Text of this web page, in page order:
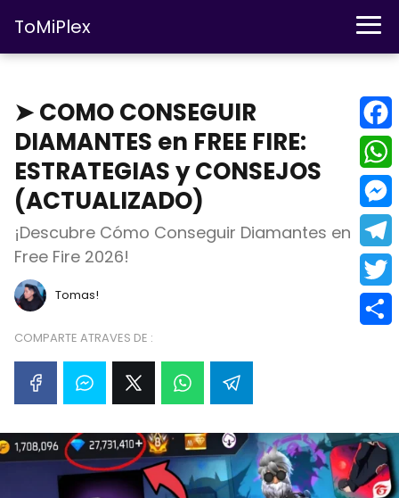
ToMiPlex
➤ COMO CONSEGUIR
DIAMANTES en FREE FIRE:
ESTRATEGIAS y CONSEJOS
(ACTUALIZADO)
¡Descubre Cómo Conseguir Diamantes en
Free Fire 2026!
Tomas!
COMPARTE ATRAVES DE :
F
a
c
e
b
o
W
h
a
t
s
M
e
s
s
e
r
T
e
l
a
m
T
t
e
p
a